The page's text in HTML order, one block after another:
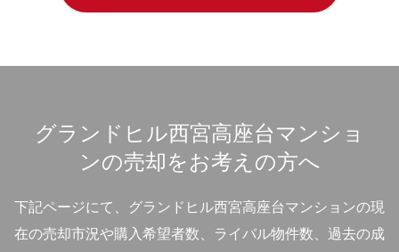
グランドヒル西宮高座台マンショ
ンの売却をお考えの方へ
下記ページにて、グランドヒル西宮高座台マンションの現
在の売却市況や購入希望者数、ライバル物件数、過去の成